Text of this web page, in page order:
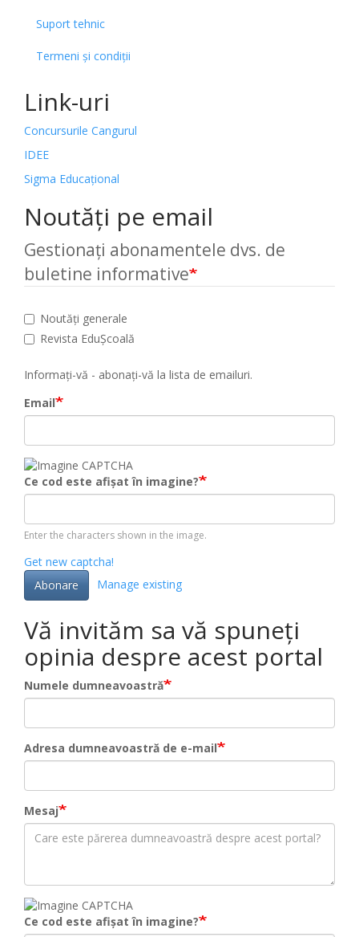
Suport tehnic
Termeni și condiții
Link-uri
Concursurile Cangurul
IDEE
Sigma Educațional
Noutăți pe email
Gestionați abonamentele dvs. de
buletine informative
Noutăți generale
Revista EduȘcoală
Informați-vă - abonați-vă la lista de emailuri.
Email
Ce cod este afișat în imagine?
Enter the characters shown in the image.
Get new captcha!
Abonare
Manage existing
Vă invităm sa vă spuneți
opinia despre acest portal
Numele dumneavoastră
Adresa dumneavoastră de e-mail
Mesaj
Ce cod este afișat în imagine?